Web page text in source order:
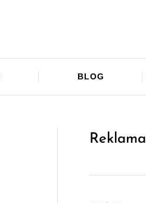
BLOG
Reklama